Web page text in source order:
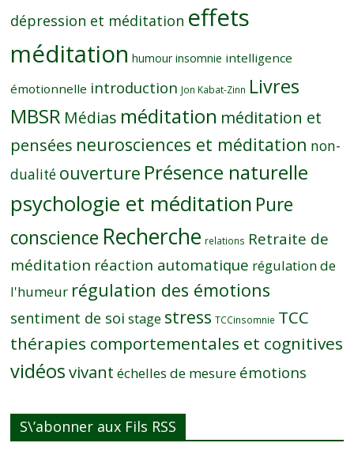
dépression et méditation effets
méditation humour insomnie intelligence
émotionnelle introduction Jon Kabat-Zinn Livres
MBSR Médias méditation méditation et
pensées neurosciences et méditation non-
dualité ouverture Présence naturelle
psychologie et méditation Pure
conscience Recherche relations Retraite de
méditation réaction automatique régulation de
l'humeur régulation des émotions
sentiment de soi stage stress TCCinsomnie TCC
thérapies comportementales et cognitives
vidéosvivant échelles de mesure émotions
S\’abonner aux Fils RSS